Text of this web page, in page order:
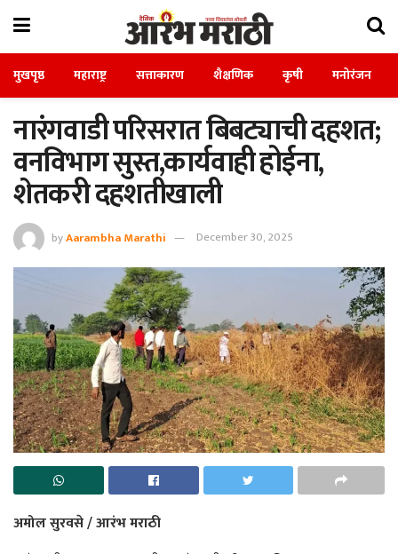
मुखपृष्ठ महाराष्ट्र सत्ताकारण शैक्षणिक कृषी मनोरंजन
नारंगवाडी परिसरात बिबट्याची दहशत;
वनविभाग सुस्त,कार्यवाही होईना,
शेतकरी दहशतीखाली
byAarambha Marathi December 30, 2025
अमोल सुरवसे / आरंभ मराठी